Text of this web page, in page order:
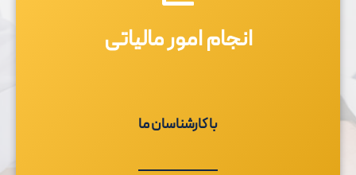
انجام امور مالیاتی
با کارشناسان ما